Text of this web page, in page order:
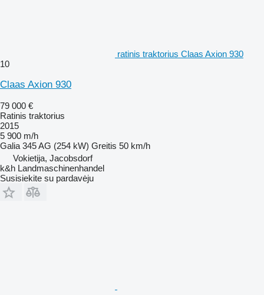
ratinis traktorius Claas Axion 930
10
Claas Axion 930
79 000 €
Ratinis traktorius
2015
5 900 m/h
Galia 345 AG (254 kW) Greitis 50 km/h
Vokietija, Jacobsdorf
k&h Landmaschinenhandel
Susisiekite su pardavėju